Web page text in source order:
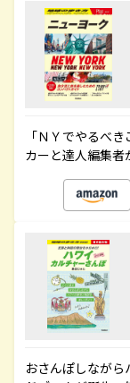
「ＮＹでやるべ
カーと達人編集
おさんぽしなが